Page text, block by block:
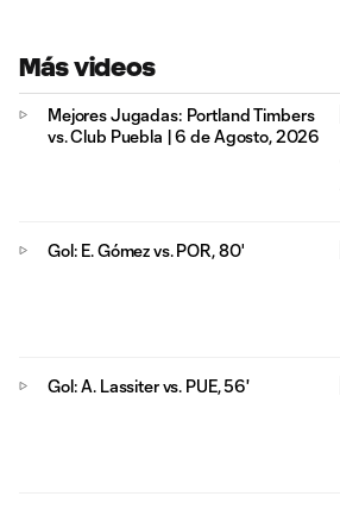
Más videos
Mejores Jugadas: Portland Timbers
vs. Club Puebla | 6 de Agosto, 2026
Gol: E. Gómez vs. POR, 80'
Gol: A. Lassiter vs. PUE, 56'